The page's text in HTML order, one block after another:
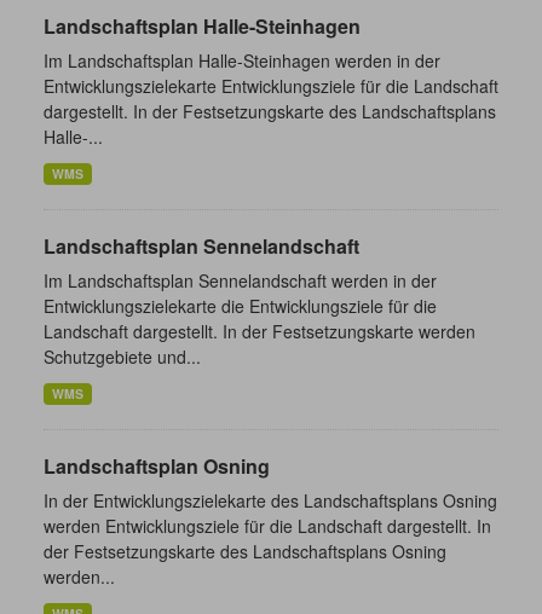
Landschaftsplan Halle-Steinhagen
Im Landschaftsplan Halle-Steinhagen werden in der
Entwicklungszielekarte Entwicklungsziele für die Landschaft
dargestellt. In der Festsetzungskarte des Landschaftsplans
Halle-...
WMS
Landschaftsplan Sennelandschaft
Im Landschaftsplan Sennelandschaft werden in der
Entwicklungszielekarte die Entwicklungsziele für die
Landschaft dargestellt. In der Festsetzungskarte werden
Schutzgebiete und...
WMS
Landschaftsplan Osning
In der Entwicklungszielekarte des Landschaftsplans Osning
werden Entwicklungsziele für die Landschaft dargestellt. In
der Festsetzungskarte des Landschaftsplans Osning
werden...